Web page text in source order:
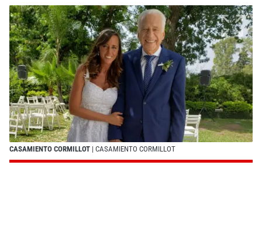
CASAMIENTO CORMILLOT | CASAMIENTO CORMILLOT